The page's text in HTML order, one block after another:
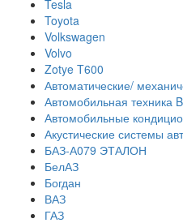
Tesla
Toyota
Volkswagen
Volvo
Zotye T600
Автоматические/
Автомобильная техника
Автомобильные
Акустические системы
БАЗ-А079 ЭТАЛОН
БелАЗ
Богдан
ВАЗ
ГАЗ